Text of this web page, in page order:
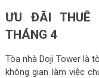
ƯU ĐÃI THUÊ
THÁNG 4
Tòa nhà Doji Tower là
không gian làm việc